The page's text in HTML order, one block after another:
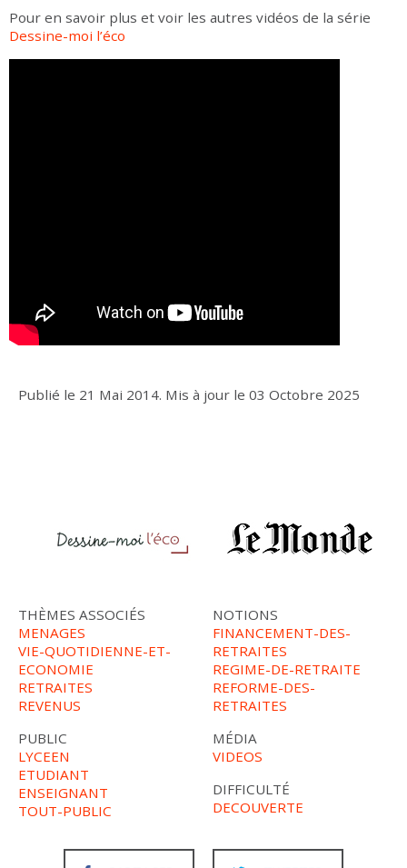
Pour en savoir plus et voir les autres vidéos de la série
Dessine-moi l’éco
Publié le 21 Mai 2014. Mis à jour le 03 Octobre 2025
THÈMES ASSOCIÉS
MENAGES
VIE-QUOTIDIENNE-ET-
ECONOMIE
RETRAITES
REVENUS
NOTIONS
FINANCEMENT-DES-
RETRAITES
REGIME-DE-RETRAITE
REFORME-DES-
RETRAITES
PUBLIC
LYCEEN
ETUDIANT
ENSEIGNANT
TOUT-PUBLIC
MÉDIA
VIDEOS
DIFFICULTÉ
DECOUVERTE